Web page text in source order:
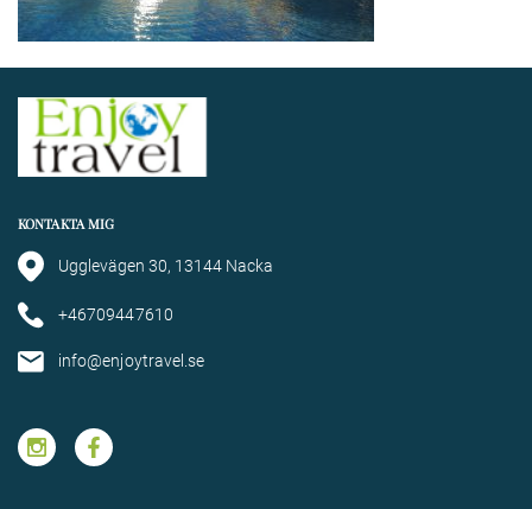
KONTAKTA MIG
Ugglevägen 30, 13144 Nacka
+46709447610
info@enjoytravel.se